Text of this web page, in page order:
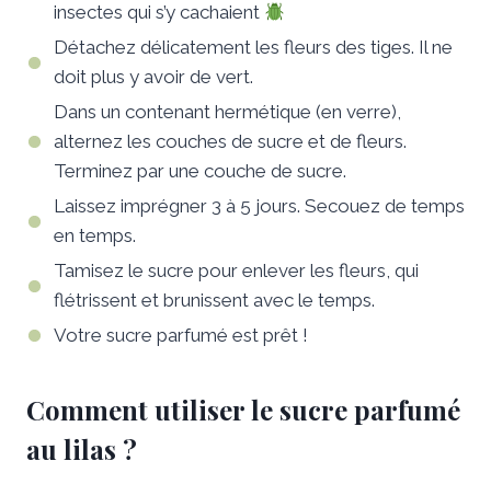
insectes qui s’y cachaient
Détachez délicatement les fleurs des tiges. Il ne
doit plus y avoir de vert.
Dans un contenant hermétique (en verre),
alternez les couches de sucre et de fleurs.
Terminez par une couche de sucre.
Laissez imprégner 3 à 5 jours. Secouez de temps
en temps.
Tamisez le sucre pour enlever les fleurs, qui
flétrissent et brunissent avec le temps.
Votre sucre parfumé est prêt !
Comment utiliser le sucre parfumé
au lilas ?